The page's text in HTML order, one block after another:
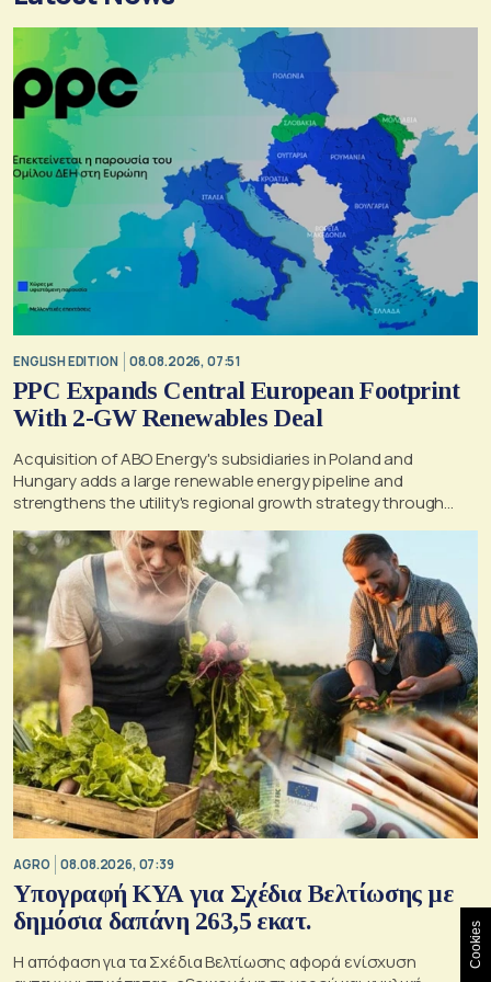
ENGLISH EDITION 08.08.2026, 07:51
PPC Expands Central European Footprint
With 2-GW Renewables Deal
Acquisition of ABO Energy's subsidiaries in Poland and
Hungary adds a large renewable energy pipeline and
strengthens the utility's regional growth strategy through
AGRO 08.08.2026, 07:39
Υπογραφή ΚΥΑ για Σχέδια Βελτίωσης με
δημόσια δαπάνη 263,5 εκατ.
Η απόφαση για τα Σχέδια Βελτίωσης αφορά ενίσχυση
Cookies